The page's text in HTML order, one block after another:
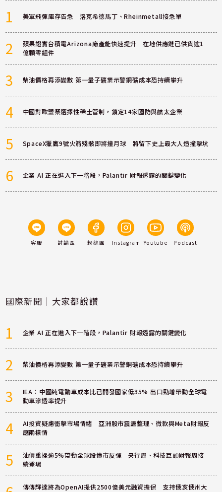
1 美軍飛彈庫存告急 洛克希德馬丁、Rheinmetall接急單
2
蘋果證實台積電Arizona廠產能快速提升 在地供應鏈已供貨逾1
億顆零組件
3 柴油價格再添變數 第一量子礦業示警銅礦成本恐持續攀升
4 中國對歐盟祭選擇性稀土管制，鎖定14家國防與航太企業
5 SpaceX獵鷹9號火箭殘骸即將撞月球 將留下史上最大人造撞擊坑
6 企業 AI 正在進入下一階段，Palantir 財報透露的關鍵變化
客服 討論區 粉絲團 Instagram Youtube Podcast
國際新聞｜大家都說讚
1 企業 AI 正在進入下一階段，Palantir 財報透露的關鍵變化
2 柴油價格再添變數 第一量子礦業示警銅礦成本恐持續攀升
3
IEA：中國純電動車成本比已開發國家低35% 出口勁增帶動全球電
動車滲透率提升
4
AI投資疑慮衝擊市場情緒 亞洲股市震盪整理、微軟與Meta財報反
應兩樣情
5
油價重挫逾5%帶動全球股債市反彈 央行周、科技巨頭財報周接
續登場
傳傳輝達將為OpenAI提供2500億美元融資擔保 支持俄亥俄州大